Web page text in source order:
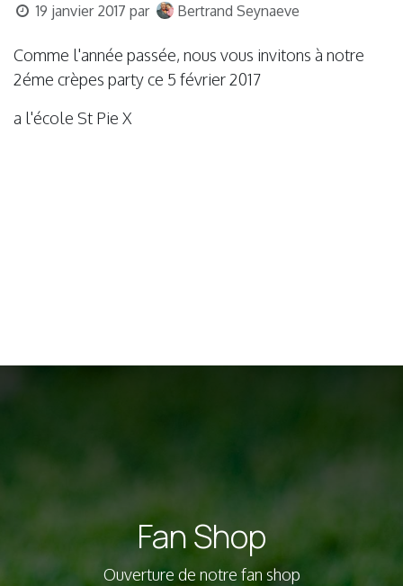
19 janvier 2017 par Bertrand Seynaeve
Comme l'année passée, nous vous invitons à notre
2éme crèpes party ce 5 février 2017
a l'école St Pie X
Fan Shop
Ouverture de notre fan shop